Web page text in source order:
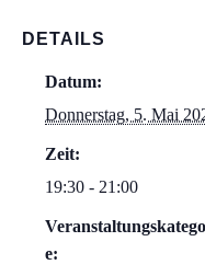
DETAILS
Datum:
Donnerstag, 5. Mai
Zeit:
19:30 - 21:00
e: